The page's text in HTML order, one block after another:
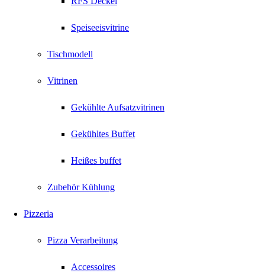
Speiseeisvitrine
Tischmodell
Vitrinen
Gekühlte Aufsatzvitrinen
Gekühltes Buffet
Heißes buffet
Zubehör Kühlung
Pizzeria
Pizza Verarbeitung
Accessoires